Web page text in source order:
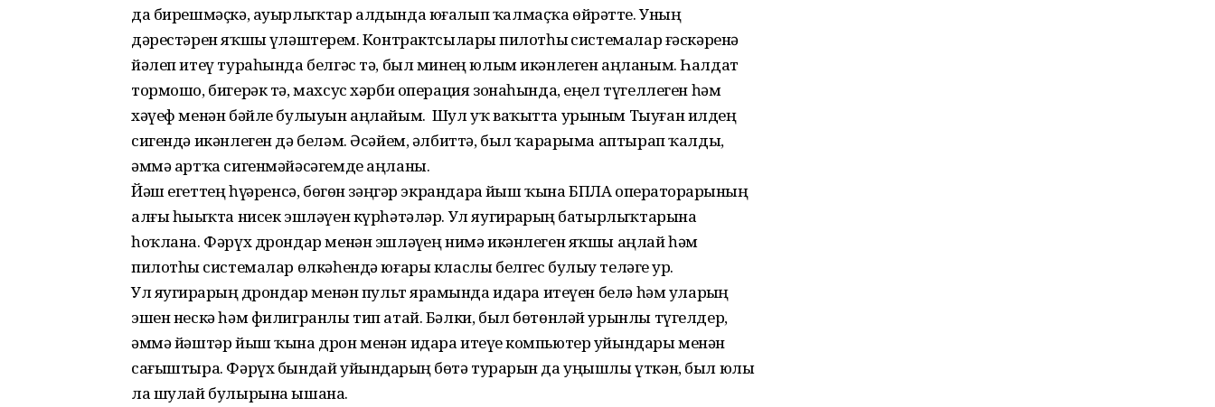
да бирешмәҫкә, ауырлыҡтар алдында юғалып ҡалмаҫҡа өйрәтте. Уның
дәрестәрен яҡшы үҙләштерҙем. Контрактсыларҙы пилотһыҙ системалар ғәскәренә
йәлеп итеү тураһында белгәс тә, был минең юлым икәнлеген аңланым. Һалдат
тормошо, бигерәк тә, махсус хәрби операция зонаһында, еңел түгеллеген һәм
хәүеф менән бәйле булыуын аңлайым. Шул уҡ ваҡытта урыным Тыуған илдең
сигендә икәнлеген дә беләм. Әсәйем, әлбиттә, был ҡарарыма аптырап ҡалды,
әммә артҡа сигенмәйәсәгемде аңланы.
Йәш егеттең һүҙҙәренсә, бөгөн зәңгәр экрандарҙа йыш ҡына БПЛА операторҙарының
алғы һыҙыҡта нисек эшләүен күрһәтәләр. Ул яугирҙарҙың батырлыҡтарына
һоҡлана. Фәрүх дрондар менән эшләүҙең нимә икәнлеген яҡшы аңлай һәм
пилотһыҙ системалар өлкәһендә юғары класлы белгес булыу теләге ҙур.
Ул яугирҙарҙың дрондар менән пульт ярҙамында идара итеүен белә һәм уларҙың
эшен нескә һәм филигранлы тип атай. Бәлки, был бөтөнләй урынлы түгелдер,
әммә йәштәр йыш ҡына дрон менән идара итеүҙе компьютер уйындары менән
сағыштыра. Фәрүх бындай уйындарҙың бөтә турҙарын да уңышлы үткән, был юлы
ла шулай булырына ышана.